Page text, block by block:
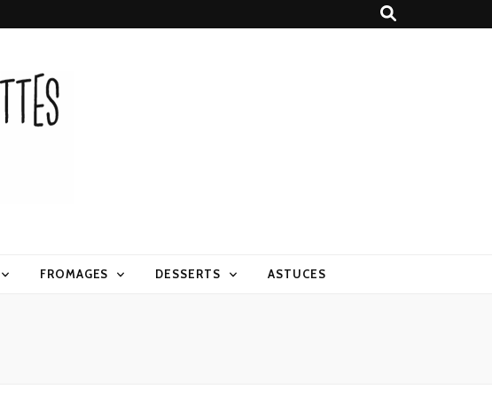
FROMAGES DESSERTS ASTUCES